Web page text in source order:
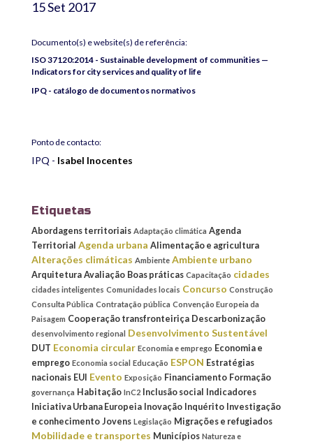
15 Set 2017
Documento(s) e website(s) de referência:
ISO 37120:2014 - Sustainable development of communities —
Indicators for city services and quality of life
IPQ - catálogo de documentos normativos
Ponto de contacto:
IPQ - Isabel Inocentes
Etiquetas
Abordagens territoriais Adaptação climática Agenda
Territorial Agenda urbana Alimentação e agricultura
Alterações climáticas Ambiente Ambiente urbano
Arquitetura Avaliação Boas práticas Capacitação cidades
cidades inteligentes Comunidades locais Concurso Construção
Consulta Pública Contratação pública Convenção Europeia da
Paisagem Cooperação transfronteiriça Descarbonização
desenvolvimento regional Desenvolvimento Sustentável
DUT Economia circular Economia e emprego Economia e
emprego Economia social Educação ESPON Estratégias
nacionais EUI Evento Exposição Financiamento Formação
governança Habitação InC2 Inclusão social Indicadores
Iniciativa Urbana Europeia Inovação Inquérito Investigação
e conhecimento Jovens Legislação Migrações e refugiados
Mobilidade e transportes Municípios Natureza e